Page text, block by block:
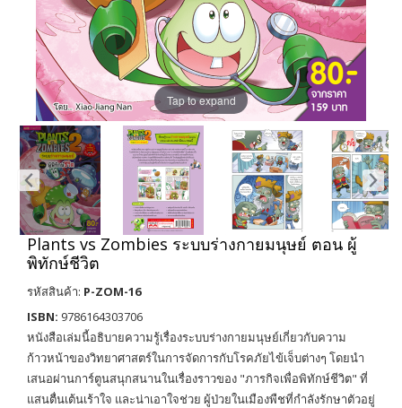
Tap to expand
Plants vs Zombies ระบบร่างกายมนุษย์ ตอน ผู้
พิทักษ์ชีวิต
รหัสสินค้า: P-ZOM-16
ISBN: 9786164303706
หนังสือเล่มนี้อธิบายความรู้เรื่องระบบร่างกายมนุษย์เกี่ยวกับความ
ก้าวหน้าของวิทยาศาสตร์ในการจัดการกับโรคภัยไข้เจ็บต่างๆ โดยนำ
เสนอผ่านการ์ตูนสนุกสนานในเรื่องราวของ "ภารกิจเพื่อพิทักษ์ชีวิต" ที่
แสนตื่นเต้นเร้าใจ และน่าเอาใจช่วย ผู้ป่วยในเมืองพืชที่กำลังรักษาตัวอยู่